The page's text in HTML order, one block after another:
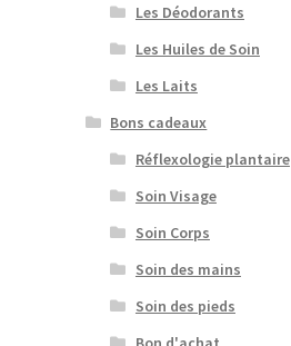
Les Déodorants
Les Huiles de Soin
Les Laits
Bons cadeaux
Réflexologie plantaire
Soin Visage
Soin Corps
Soin des mains
Soin des pieds